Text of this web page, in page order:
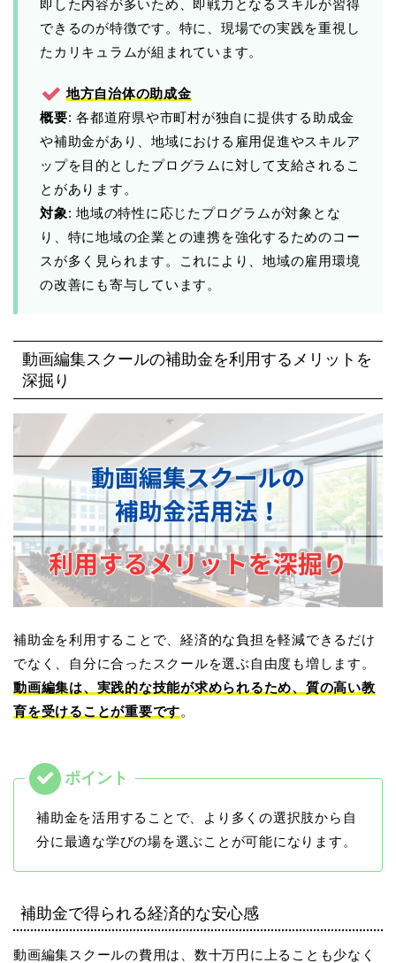
即した内容が多いため、即戦力となるスキルが習得
できるのが特徴です。特に、現場での実践を重視し
たカリキュラムが組まれています。
地方自治体の助成金
概要: 各都道府県や市町村が独自に提供する助成金
や補助金があり、地域における雇用促進やスキルア
ップを目的としたプログラムに対して支給されるこ
とがあります。
対象: 地域の特性に応じたプログラムが対象とな
り、特に地域の企業との連携を強化するためのコー
スが多く見られます。これにより、地域の雇用環境
の改善にも寄与しています。
動画編集スクールの補助金を利用するメリットを
深掘り
補助金を利用することで、経済的な負担を軽減できるだけ
でなく、自分に合ったスクールを選ぶ自由度も増します。
動画編集は、実践的な技能が求められるため、質の高い教
育を受けることが重要です。
補助金を活用することで、より多くの選択肢から自
分に最適な学びの場を選ぶことが可能になります。
補助金で得られる経済的な安心感
動画編集スクールの費用は、数十万円に上ることも少なく